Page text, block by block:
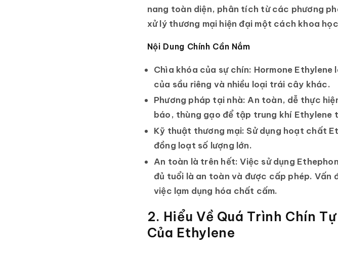
nang toàn diện, phân tích từ các phương
xử lý thương mại hiện đại một cách khoa
Nội Dung Chính Cần Nắm
Chìa khóa của sự chín: Hormone Ethylene
của sầu riêng và nhiều loại trái cây khác.
Phương pháp tại nhà: An toàn, dễ thực
báo, thùng gạo để tập trung khí Ethylene
Kỹ thuật thương mại: Sử dụng hoạt chất
đồng loạt số lượng lớn.
An toàn là trên hết: Việc sử dụng
đủ tuổi là an toàn và được cấp phép. Vấn
việc lạm dụng hóa chất cấm.
2. Hiểu Về Quá Trình Chín
Của Ethylene